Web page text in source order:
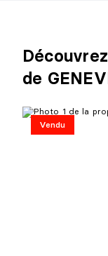
de
Vendu